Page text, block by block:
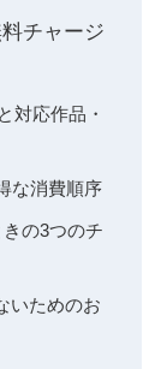
チャージ
対応作品・
な消費順序
の3つのチ
いためのお